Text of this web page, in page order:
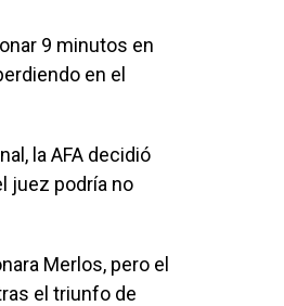
9 minutos en
en el
la AFA decidió
juez podría no
Merlos, pero el
el triunfo de